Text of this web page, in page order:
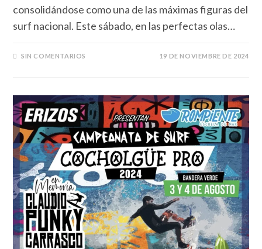
consolidándose como una de las máximas figuras del
surf nacional. Este sábado, en las perfectas olas…
SIN COMENTARIOS 19 DE NOVIEMBRE DE 2024